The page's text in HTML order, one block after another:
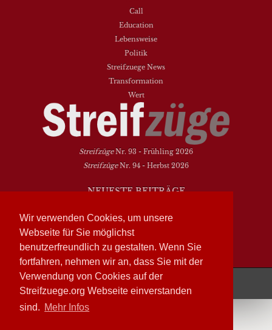
Wir verwenden Cookies, um unsere
Webseite für Sie möglichst
benutzerfreundlich zu gestalten. Wenn Sie
fortfahren, nehmen wir an, dass Sie mit der
Verwendung von Cookies auf der
Streifzuege.org Webseite einverstanden
sind. Mehr Infos
Call
Education
Lebensweise
Politik
Streifzuege News
Transformation
Wert
StreifzügeNr. 93 - Frühling 2026
StreifzügeNr. 94 - Herbst 2026
NEUESTE BEITRÄGE
Dasein als Fortsein
Das Elend der Soziologie
Hymne. Kanon. Ohrwurm
Streifzüge läuft mitWordPress